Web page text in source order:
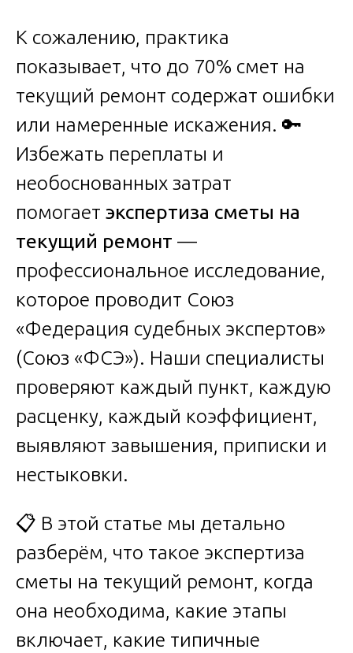
К сожалению, практика
показывает, что до 70% смет на
текущий ремонт содержат ошибки
или намеренные искажения. 🔑
Избежать переплаты и
необоснованных затрат
помогает экспертиза сметы на
текущий ремонт —
профессиональное исследование,
которое проводит Союз
«Федерация судебных экспертов»
(Союз «ФСЭ»). Наши специалисты
проверяют каждый пункт, каждую
расценку, каждый коэффициент,
выявляют завышения, приписки и
нестыковки.
📋 В этой статье мы детально
разберём, что такое экспертиза
сметы на текущий ремонт, когда
она необходима, какие этапы
включает, какие типичные